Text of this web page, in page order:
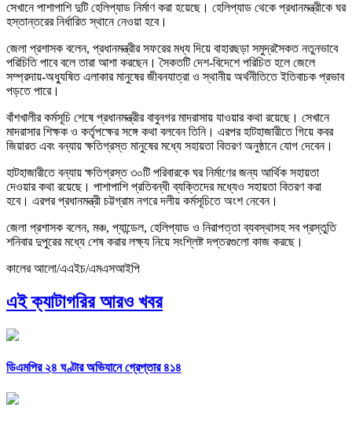
সেখানে পাশাপাশি দুটি হেলিপ্যাড নির্মাণ করা হয়েছে। হেলিপ্যাড থেকে প্রধানমন্ত্রীকে ঘর
হস্তান্তরের নির্ধারিত স্থানে নেওয়া হবে।
জেলা প্রশাসক বলেন, প্রধানমন্ত্রীর সফরের মধ্য দিয়ে বাহারছড়া সমুদ্রসৈকত নতুনভাবে
পরিচিতি পাবে বলে তারা আশা করছেন। সৈকতটি দেশ-বিদেশে পরিচিত হলে জেলে
সম্প্রদায়-অধ্যুষিত এলাকার মানুষের জীবনযাত্রা ও স্থানীয় অর্থনীতিতে ইতিবাচক প্রভাব
পড়তে পারে।
বাঁশখালীর কর্মসূচি শেষে প্রধানমন্ত্রীর বাবুনগর মাদরাসায় যাওয়ার কথা রয়েছে। সেখানে
মাদরাসার শিক্ষক ও কর্তৃপক্ষের সঙ্গে কথা বলবেন তিনি। এরপর হাটহাজারীতে গিয়ে কবর
জিয়ারত এবং বন্যায় ক্ষতিগ্রস্ত মানুষের মধ্যে সহায়তা বিতরণ অনুষ্ঠানে যোগ দেবেন।
হাটহাজারীতে বন্যায় ক্ষতিগ্রস্ত ৩০টি পরিবারকে ঘর নির্মাণের জন্য আর্থিক সহায়তা
দেওয়ার কথা রয়েছে। পাশাপাশি প্রতিবন্ধী ব্যক্তিদের মধ্যেও সহায়তা বিতরণ করা
হবে। এরপর প্রধানমন্ত্রী চট্টগ্রাম নগরে দলীয় কর্মসূচিতে অংশ নেবেন।
জেলা প্রশাসক বলেন, মঞ্চ, প্যান্ডেল, হেলিপ্যাড ও নিরাপত্তা ব্যবস্থাসহ সব প্রস্তুতি
শনিবার দুপুরের মধ্যে শেষ করার লক্ষ্য নিয়ে সংশ্লিষ্ট দপ্তরগুলো কাজ করছে।
কালের আলো/এএইচ/এমএসআইপি
এই ক্যাটাগরির আরও খবর
ডিএমপির ২৪ ঘণ্টার অভিযানে গ্রেপ্তার ৪১৪